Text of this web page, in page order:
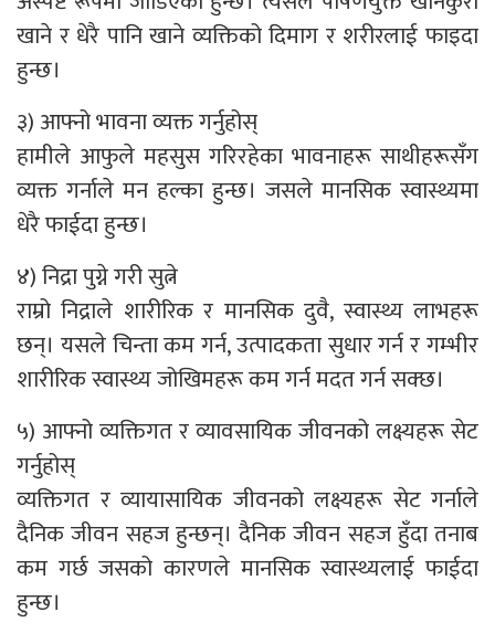
खाने र धेरै पानि खाने व्यक्तिको दिमाग र शरीरलाई फाइदा
हुन्छ।
३) आफ्नो भावना व्यक्त गर्नुहोस्
हामीले आफुले महसुस गरिरहेका भावनाहरू साथीहरूसँग
व्यक्त गर्नाले मन हल्का हुन्छ। जसले मानसिक स्वास्थ्यमा
धेरै फाईदा हुन्छ।
४) निद्रा पुग्ने गरी सुत्ने
राम्रो निद्राले शारीरिक र मानसिक दुवै, स्वास्थ्य लाभहरू
छन्। यसले चिन्ता कम गर्न, उत्पादकता सुधार गर्न र गम्भीर
शारीरिक स्वास्थ्य जोखिमहरू कम गर्न मदत गर्न सक्छ।
५) आफ्नो व्यक्तिगत र व्यावसायिक जीवनको लक्ष्यहरू सेट
गर्नुहोस्
व्यक्तिगत र व्यायासायिक जीवनको लक्ष्यहरू सेट गर्नाले
दैनिक जीवन सहज हुन्छन्। दैनिक जीवन सहज हुँदा तनाब
कम गर्छ जसको कारणले मानसिक स्वास्थ्यलाई फाईदा
हुन्छ।